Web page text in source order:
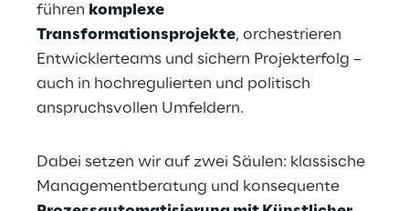
führen komplexe
Transformationsprojekte, orchestrieren
Entwicklerteams und sichern Projekterfolg –
auch in hochregulierten und politisch
anspruchsvollen Umfeldern.
Dabei setzen wir auf zwei Säulen: klassische
Managementberatung und konsequente